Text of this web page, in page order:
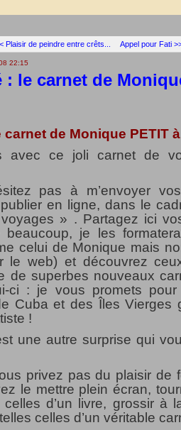
Plaisir de peindre entre crêts... Appel pour Fati
22:15
: le carnet de
carnet de Monique PETIT
avec ce joli carnet de
pas à m’envoyer
en ligne, dans le
» . Partagez ici
beaucoup, je les
celui de Monique mais
le web) et découvrez
de superbes nouveaux
ci : je vous promets pour
Cuba et des Îles Vierges
!
une autre surprise qui
privez pas du plaisir de
le mettre plein écran,
celles d’un livre, grossir à
celles d’un véritable